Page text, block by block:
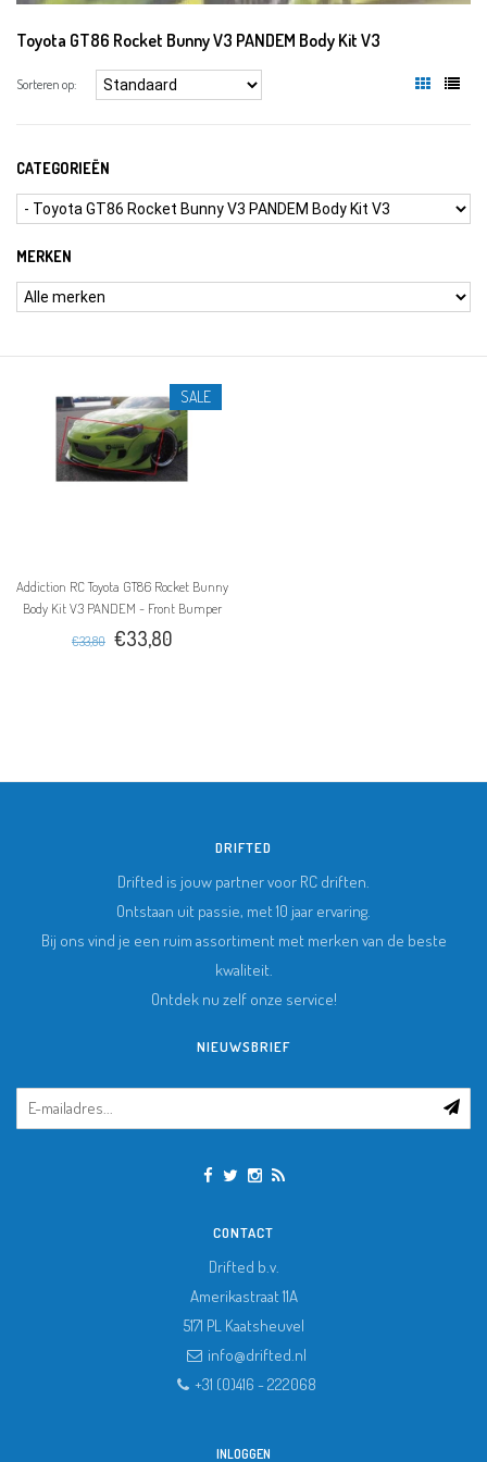
Toyota GT86 Rocket Bunny V3 PANDEM Body Kit V3
Sorteren op:
CATEGORIEËN
MERKEN
SALE
Addiction RC Toyota GT86 Rocket Bunny
Body Kit V3 PANDEM - Front Bumper
€33,80 €33,80
DRIFTED
Drifted is jouw partner voor RC driften.
Ontstaan uit passie, met 10 jaar ervaring.
Bij ons vind je een ruim assortiment met merken van de beste
kwaliteit.
Ontdek nu zelf onze service!
NIEUWSBRIEF
CONTACT
Drifted b.v.
Amerikastraat 11A
5171 PL Kaatsheuvel
info@drifted.nl
+31 (0)416 - 222068
INLOGGEN